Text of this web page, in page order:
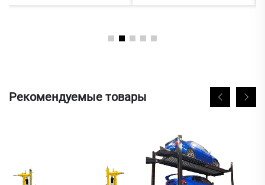
Рекомендуемые товары